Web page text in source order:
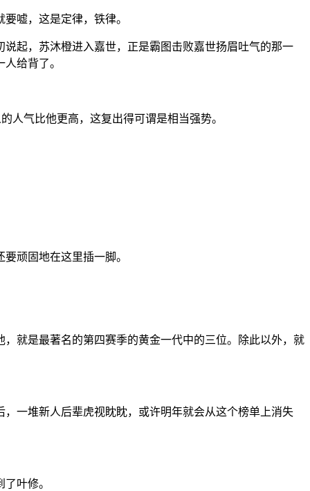
嘘，这是定律，铁律。
起，苏沐橙进入嘉世，正是霸图击败嘉世扬眉吐气的那一
给背了。
人气比他更高，这复出得可谓是相当强势。
顽固地在这里插一脚。
就是最著名的第四赛季的黄金一代中的三位。除此以外，就
一堆新人后辈虎视眈眈，或许明年就会从这个榜单上消失
叶修。